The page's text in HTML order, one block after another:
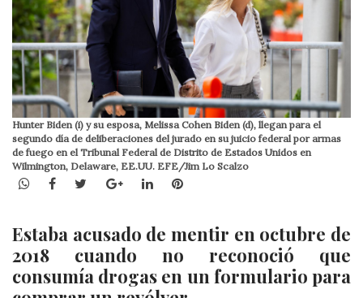
Hunter Biden (i) y su esposa, Melissa Cohen Biden (d), llegan para el
segundo día de deliberaciones del jurado en su juicio federal por armas
de fuego en el Tribunal Federal de Distrito de Estados Unidos en
Wilmington, Delaware, EE.UU. EFE/Jim Lo Scalzo
WhatsApp
Facebook
TwitterGoogle+LinkedInPinterest
Estaba acusado de mentir en octubre de
2018 cuando no reconoció que
consumía drogas en un formulario para